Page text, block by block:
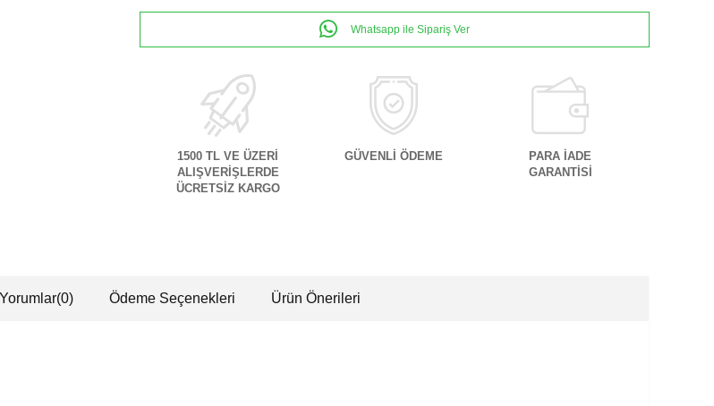
Whatsapp ile Sipariş Ver
1500 TL VE ÜZERİ
ALIŞVERİŞLERDE
ÜCRETSİZ KARGO
GÜVENLİ ÖDEME
PARA İADE
GARANTİSİ
Yorumlar(0) Ödeme Seçenekleri Ürün Önerileri